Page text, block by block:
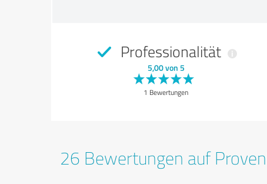
Professionalität
5,00 von 5
1 Bewertungen
26 Bewertungen auf